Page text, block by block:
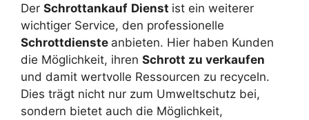
Der Schrottankauf Dienst ist ein weiterer
wichtiger Service, den professionelle
Schrottdienste anbieten. Hier haben Kunden
die Möglichkeit, ihren Schrott zu verkaufen
und damit wertvolle Ressourcen zu recyceln.
Dies trägt nicht nur zum Umweltschutz bei,
sondern bietet auch die Möglichkeit,